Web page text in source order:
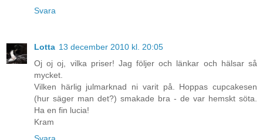
Svara
Lotta 13 december 2010 kl. 20:05
Oj oj oj, vilka priser! Jag följer och länkar och hälsar så
mycket.
Vilken härlig julmarknad ni varit på. Hoppas cupcakesen
(hur säger man det?) smakade bra - de var hemskt söta.
Ha en fin lucia!
Kram